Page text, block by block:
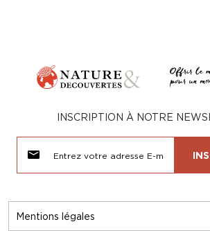
Mentions légales
INSCRIPTION À NOTRE